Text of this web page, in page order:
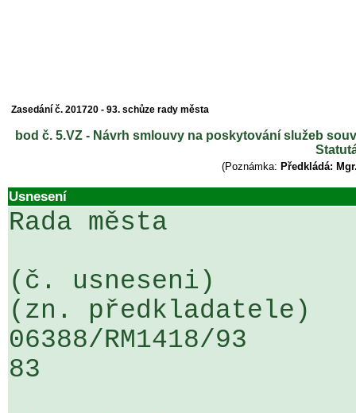
Zasedání č. 201720 - 93. schůze rady města
bod č. 5.VZ - Návrh smlouvy na poskytování služeb
(Poznámka: Předkládá:
Usnesení
Rada města
(č. usneseni)
(zn. předkladatele)
06388/RM1418/
83